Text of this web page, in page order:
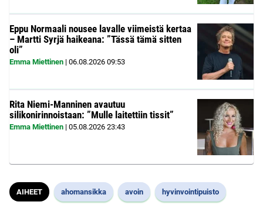
Eppu Normaali nousee lavalle viimeistä kertaa
– Martti Syrjä haikeana: ”Tässä tämä sitten
oli”
Emma Miettinen | 06.08.2026 09:53
Rita Niemi-Manninen avautuu
silikonirinnoistaan: ”Mulle laitettiin tissit”
Emma Miettinen | 05.08.2026 23:43
AIHEET ahomansikka avoin hyvinvointipuisto